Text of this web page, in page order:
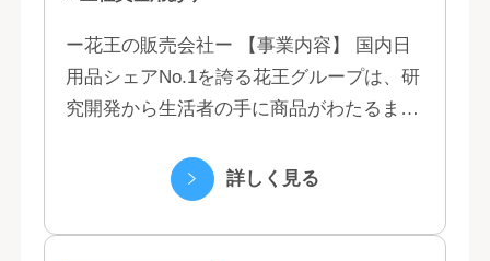
ー花王の販売会社ー 【事業内容】 国内日
用品シェアNo.1を誇る花王グループは、研
究開発から生活者の手に商品がわたるまで
で、情報のスピード、質、量ともに他社に
詳しく見る